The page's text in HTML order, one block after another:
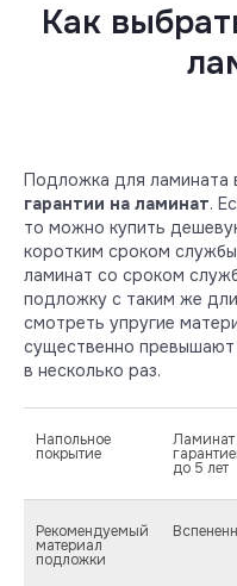
Как
Подложка для ламината
гарантии на ламинат.
то можно купить
коротким сроком
ламинат со сроком
подложку с таким же
смотреть упругие
существенно
в несколько раз.
Напольное
покрытие
Ламинат
до 5 лет
Рекомендуемый
материал
подложки